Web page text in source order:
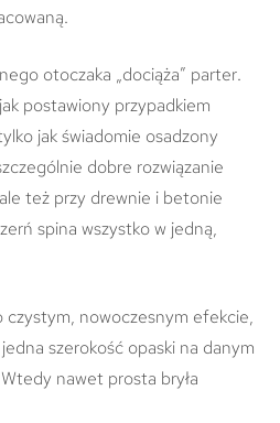
otoczaka „dociąża” parter.
postawiony przypadkiem
jak świadomie osadzony
dobre rozwiązanie
też przy drewnie i betonie
spina wszystko w jedną,
czystym, nowoczesnym efekcie,
szerokość opaski na danym
nawet prosta bryła